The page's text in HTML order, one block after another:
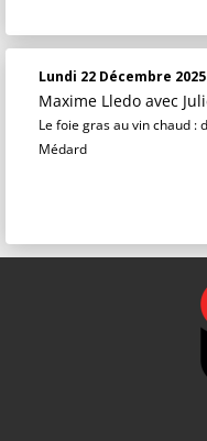
Lundi 22 Décembre 2025
Maxime Lledo avec
Le foie gras au vin chaud :
Médard